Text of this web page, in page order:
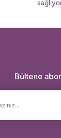
Bültene